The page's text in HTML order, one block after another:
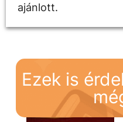
ajánlott.
Ezek is